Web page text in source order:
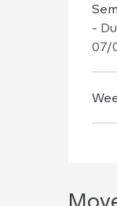
-
07/